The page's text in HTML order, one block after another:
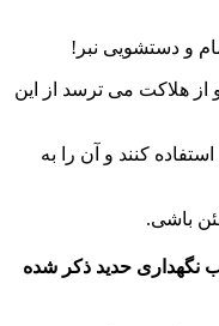
و دستشویی نبر!
هلاکت می ترسد از این
کنند و آن را به
باشی.
نگهداری حدید ذکر شده